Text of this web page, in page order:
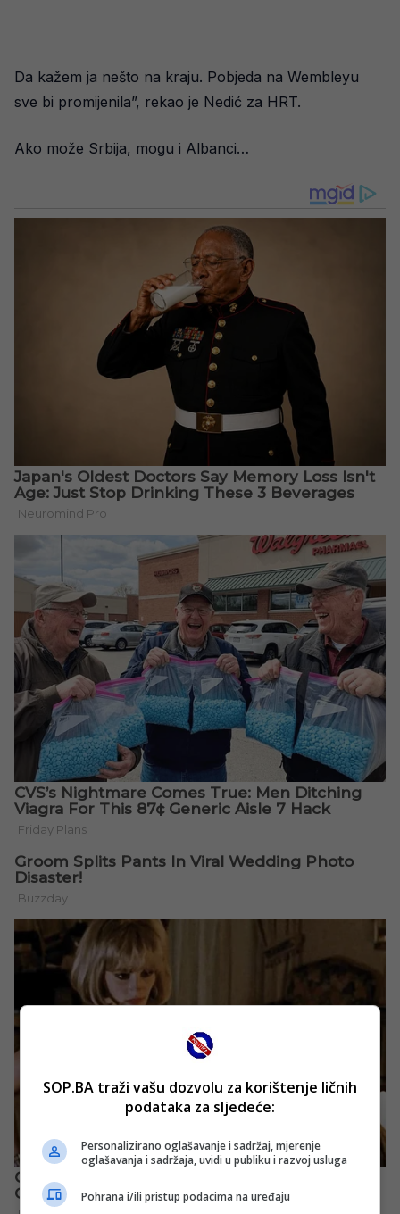
Da kažem ja nešto na kraju. Pobjeda na Wembleyu
sve bi promijenila”, rekao je Nedić za HRT.
Ako može Srbija, mogu i Albanci…
SOP.BA traži vašu dozvolu za korištenje ličnih
podataka za sljedeće:
Personalizirano oglašavanje i sadržaj, mjerenje
oglašavanja i sadržaja, uvidi u publiku i razvoj usluga
Pohrana i/ili pristup podacima na uređaju